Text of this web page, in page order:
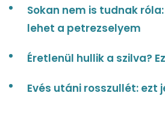
Sokan nem is tudnak
lehet a petrezselyem
Éretlenül hullik a szilva?
Evés utáni rosszullét: ezt